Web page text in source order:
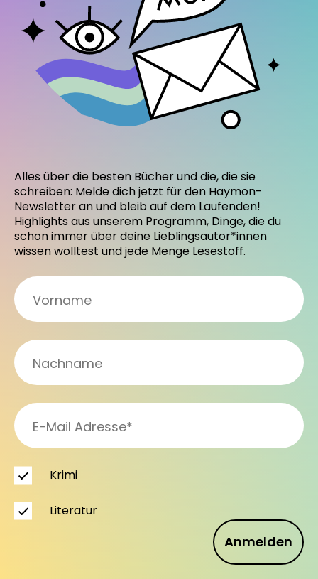
Alles über die besten Bücher und die, die sie
schreiben: Melde dich jetzt für den Haymon-
Newsletter an und bleib auf dem Laufenden!
Highlights aus unserem Programm, Dinge, die du
schon immer über deine Lieblingsautor*innen
wissen wolltest und jede Menge Lesestoff.
Anmelden
Krimi
Literatur